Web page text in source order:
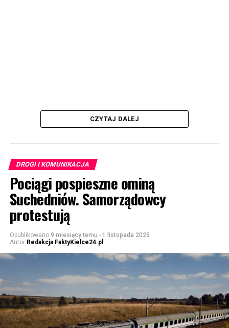
CZYTAJ DALEJ
DROGI I KOMUNIKACJA
Pociągi pospieszne ominą
Suchedniów. Samorządowcy
protestują
Opublikowano 9 miesięcy temu - 1 listopada 2025
Autor Redakcja FaktyKielce24.pl